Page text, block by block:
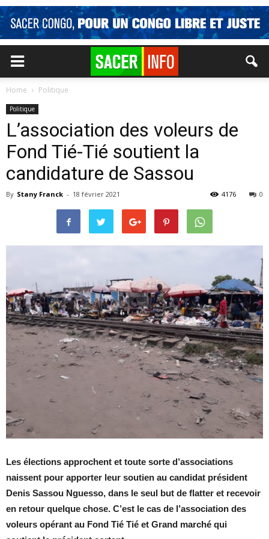
Home Politique
Politique
L’association des voleurs de
Fond Tié-Tié soutient la
candidature de Sassou
By Stany Franck - 18 février 2021 0
4176
Les élections approchent et toute sorte d’associations
naissent pour apporter leur soutien au candidat président
Denis Sassou Nguesso, dans le seul but de flatter et recevoir
en retour quelque chose. C’est le cas de l’association des
voleurs opérant au Fond Tié Tié et Grand marché qui